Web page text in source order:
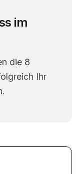
im
die 8
Ihr